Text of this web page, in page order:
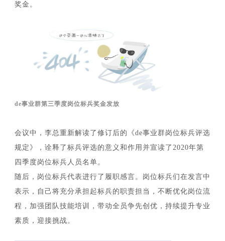
奖金。
de事业群第三季度岗位标兵奖金发放
会议中，李总重新解读了修订后的《de事业群岗位标兵评选
规定》，诠释了标兵评选的意义和作用并宣读了2020年第
四季度岗位标兵人员名单。
随后，岗位标兵代表进行了履职感言。岗位标兵们在发言中
表示，自己将充分承担起标兵的职责担当，不断优化岗位流
程，加强团队技能培训，带动全员争先创优，持续提升专业
素质，迎接挑战。